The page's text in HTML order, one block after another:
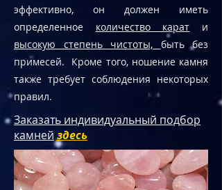
эффективно, он должен иметь
определенное количество карат и
высокую степень чистоты, быть без
примесей. Кроме того, ношение камня
также требует соблюдения некоторых
правил.
Заказать индивидуальный подбор
камней здесь